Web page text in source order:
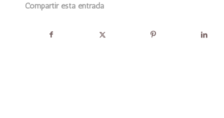
Compartir esta entrada